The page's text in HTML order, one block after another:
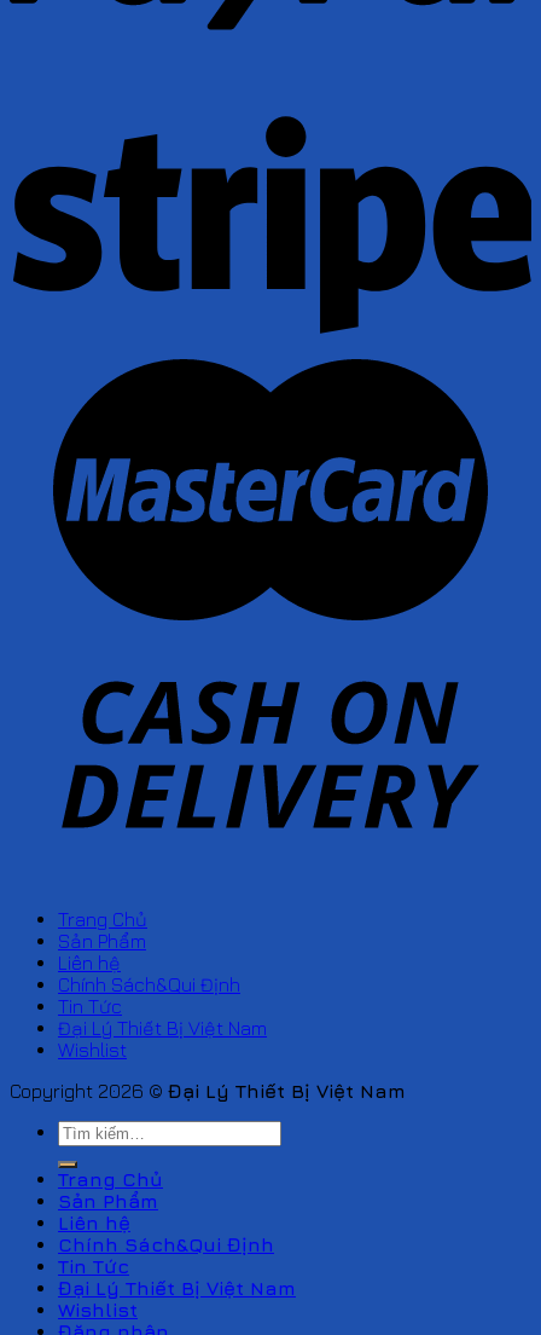
Trang Chủ
Sản Phẩm
Liên hệ
Chính Sách&Qui Định
Tin Tức
Đại Lý Thiết Bị Việt Nam
Wishlist
Copyright 2026 © Đại Lý Thiết Bị Việt Nam
Tìm
kiếm:
Trang Chủ
Sản Phẩm
Liên hệ
Chính Sách&Qui Định
Tin Tức
Đại Lý Thiết Bị Việt Nam
Wishlist